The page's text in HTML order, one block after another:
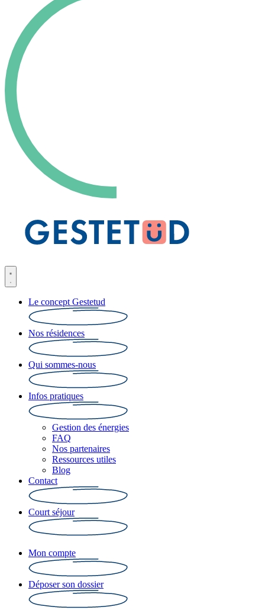
Le concept Gestetud
Nos résidences
Qui sommes-nous
Infos pratiques
Gestion des énergies
FAQ
Nos partenaires
Ressources utiles
Blog
Contact
Court séjour
Mon compte
Déposer son dossier